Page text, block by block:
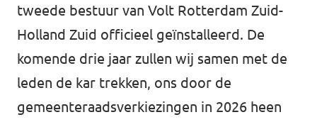
Communities
Delft
Den Haag
Agenda
tweede bestuur van Volt Rotterdam Zuid-
Holland Zuid officieel geïnstalleerd. De
komende drie jaar zullen wij samen met de
leden de kar trekken, ons door de
gemeenteraadsverkiezingen in 2026 heen